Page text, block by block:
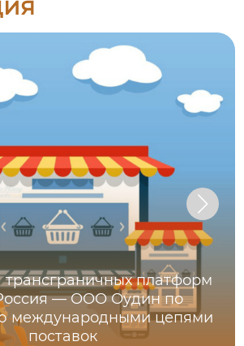
платформ
— ООО Оудин по
международными цепями
поставок